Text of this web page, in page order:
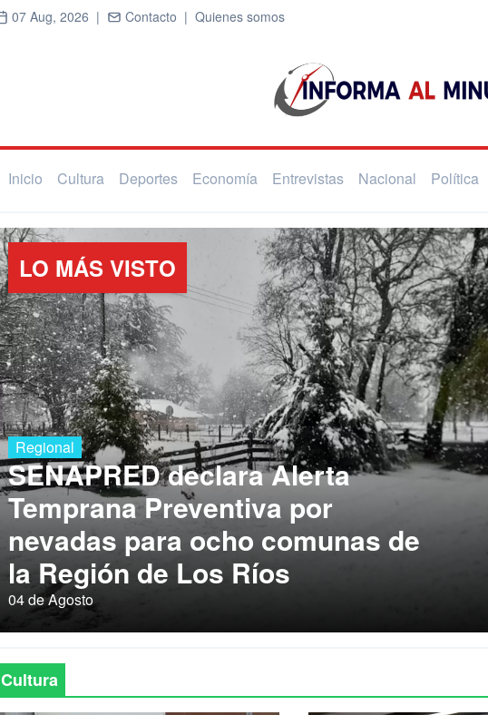
07 Aug, 2026 | Contacto | Quienes somos
Inicio Cultura Deportes Economía Entrevistas Nacional Política
LO MÁS VISTO
Regional
SENAPRED declara Alerta
Temprana Preventiva por
nevadas para ocho comunas de
la Región de Los Ríos
04 de Agosto
Cultura